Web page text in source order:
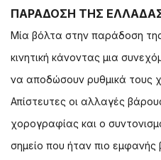
ΠΑΡΑΔΟΣΗ ΤΗΣ
Μία βόλτα στην παράδοση
κινητική κάνοντας μια
να αποδώσουν ρυθμικά τους
Απίστευτες οι αλλαγές
χορογραφίας και ο
σημείο που ήταν πιο